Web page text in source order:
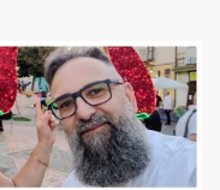
e cerco degli spunti...
non preparo
fine anno organizzato dai
idea! Cuocapercaso :
e tirare le somme…